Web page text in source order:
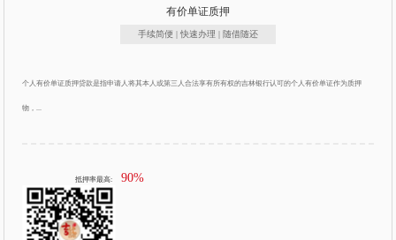
有价单证质押
手续简便 | 快速办理 | 随借随还
个人有价单证质押贷款是指申请人将其本人或第三人合法享有所有权的吉林银行认可的个人有价单证作为质押
物，...
抵押率最高: 90%